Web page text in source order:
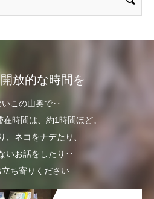
放的な時間を
いこの山奥で‥
時間は、約1時間ほど。
、ネコをナデたり、
いお話をしたり‥
ち寄りください